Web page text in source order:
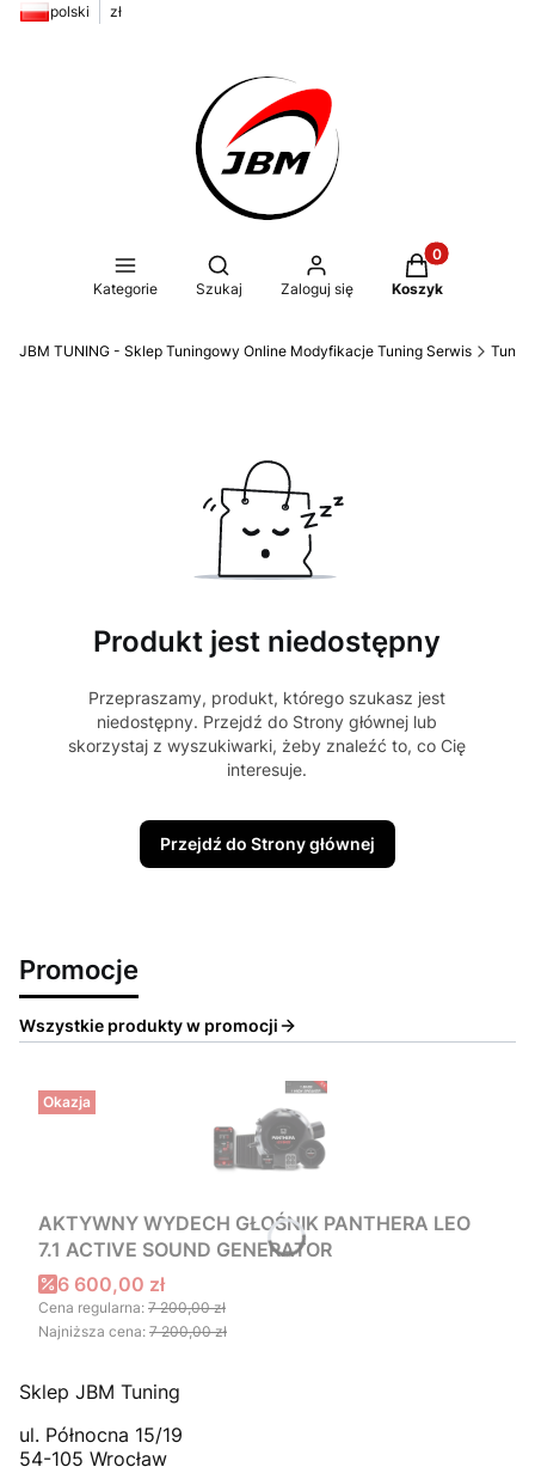
polski zł
Kategorie
Otwórz wyszukiwarkę
Szukaj Zaloguj się
Produkty w
Koszyk
JBM TUNING - Sklep Tuningowy Online Modyfikacje Tuning Serwis
Produkt jest niedostępny
Przepraszamy, produkt, którego szukasz jest
niedostępny. Przejdź do Strony głównej lub
skorzystaj z wyszukiwarki, żeby znaleźć to, co Cię
interesuje.
Przejdź do Strony głównej
Promocje
Wszystkie produkty w promocji
Okazja
AKTYWNY WYDECH GŁOŚNIK PANTHERA LEO
7.1 ACTIVE SOUND GENERATOR
Cena promocyjna
6 600,00 zł
Cena regularna: 7 200,00 zł
Najniższa cena: 7 200,00 zł
Sklep JBM Tuning
ul. Północna 15/19
54-105 Wrocław